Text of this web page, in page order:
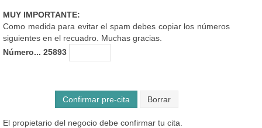
MUY IMPORTANTE:
Como medida para evitar el spam debes copiar los números
siguientes en el recuadro. Muchas gracias.
Número... 25893
Confirmar pre-cita
El propietario del negocio debe confirmar tu cita.